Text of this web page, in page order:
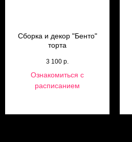
Сборка и декор "Бенто"
торта
3 100 р.
Ознакомиться с
расписанием